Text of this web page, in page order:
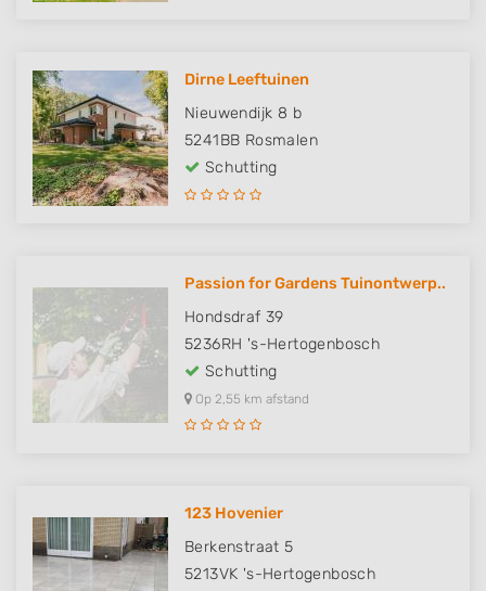
Dirne Leeftuinen
Nieuwendijk 8 b
5241BB Rosmalen
Schutting
Passion for Gardens Tuinontwerp..
Hondsdraf 39
5236RH 's-Hertogenbosch
Schutting
Op 2,55 km afstand
123 Hovenier
Berkenstraat 5
5213VK 's-Hertogenbosch